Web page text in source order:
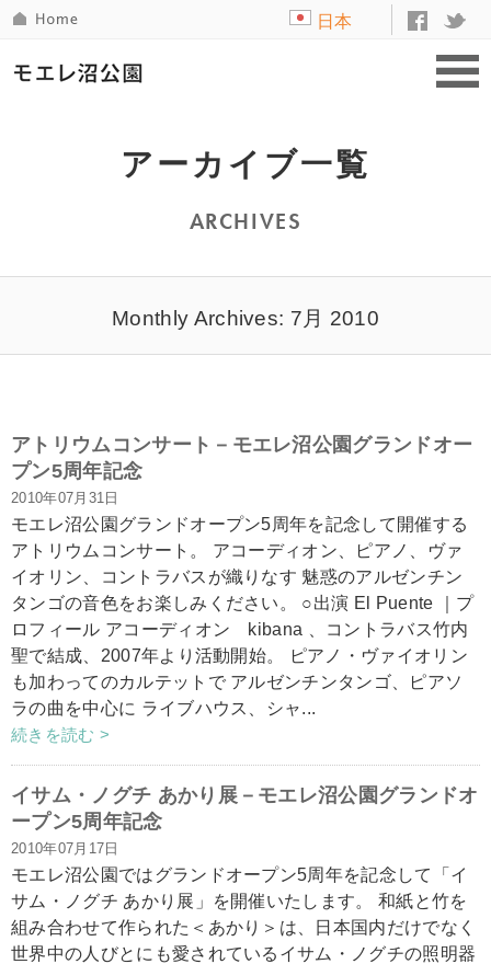
日本
アーカイブ一覧
ARCHIVES
Monthly Archives: 7月 2010
アトリウムコンサート－モエレ沼公園グランドオー
プン5周年記念
2010年07月31日
モエレ沼公園グランドオープン5周年を記念して開催する
アトリウムコンサート。 アコーディオン、ピアノ、ヴァ
イオリン、コントラバスが織りなす 魅惑のアルゼンチン
タンゴの音色をお楽しみください。 ○出演 El Puente ｜プ
ロフィール アコーディオン kibana 、コントラバス竹内
聖で結成、2007年より活動開始。 ピアノ・ヴァイオリン
も加わってのカルテットで アルゼンチンタンゴ、ピアソ
ラの曲を中心に ライブハウス、シャ...
続きを読む >
イサム・ノグチ あかり展－モエレ沼公園グランドオ
ープン5周年記念
2010年07月17日
モエレ沼公園ではグランドオープン5周年を記念して「イ
サム・ノグチ あかり展」を開催いたします。 和紙と竹を
組み合わせて作られた＜あかり＞は、日本国内だけでなく
世界中の人びとにも愛されているイサム・ノグチの照明器